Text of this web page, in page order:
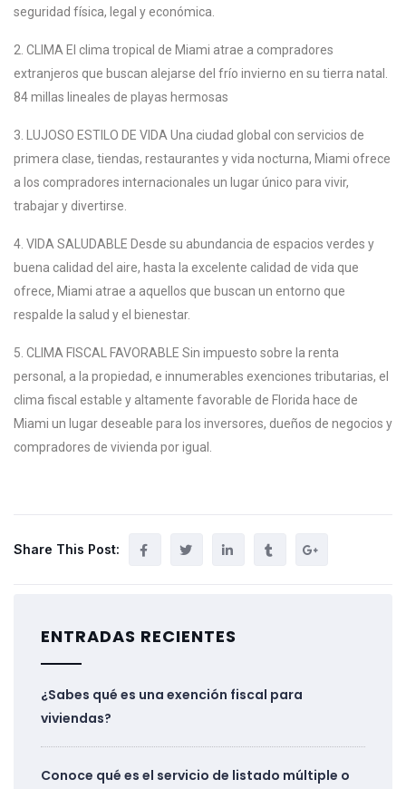
seguridad física, legal y económica.
2. CLIMA El clima tropical de Miami atrae a compradores
extranjeros que buscan alejarse del frío invierno en su tierra natal.
84 millas lineales de playas hermosas
3. LUJOSO ESTILO DE VIDA Una ciudad global con servicios de
primera clase, tiendas, restaurantes y vida nocturna, Miami ofrece
a los compradores internacionales un lugar único para vivir,
trabajar y divertirse.
4. VIDA SALUDABLE Desde su abundancia de espacios verdes y
buena calidad del aire, hasta la excelente calidad de vida que
ofrece, Miami atrae a aquellos que buscan un entorno que
respalde la salud y el bienestar.
5. CLIMA FISCAL FAVORABLE Sin impuesto sobre la renta
personal, a la propiedad, e innumerables exenciones tributarias, el
clima fiscal estable y altamente favorable de Florida hace de
Miami un lugar deseable para los inversores, dueños de negocios y
compradores de vivienda por igual.
Share This Post:
ENTRADAS RECIENTES
¿Sabes qué es una exención fiscal para
viviendas?
Conoce qué es el servicio de listado múltiple o